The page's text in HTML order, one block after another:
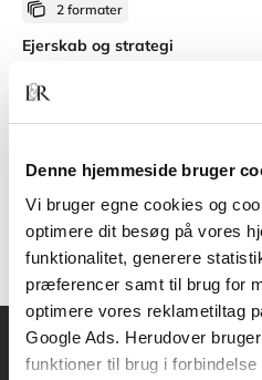
Denne hjemmeside bruger
Vi bruger egne cookies og
optimere dit besøg på vores
funktionalitet, generere
præferencer samt til brug for
optimere vores reklametiltag
Google Ads. Herudover
funktioner til brug i
2 formater
Ejerskab og strategi
Fra